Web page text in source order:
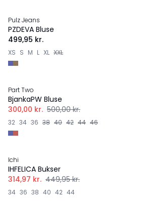
NYHED
Pulz Jeans
PZDEVA Bluse
499,95 kr.
XS S M L XL XXL
Part Two
BjankaPW Bluse
300,00 kr. 500,00 kr.
32 34 36 38 40 42 44 46
Ichi
IHFELICA Bukser
314,97 kr. 449,95 kr.
34 36 38 40 42 44